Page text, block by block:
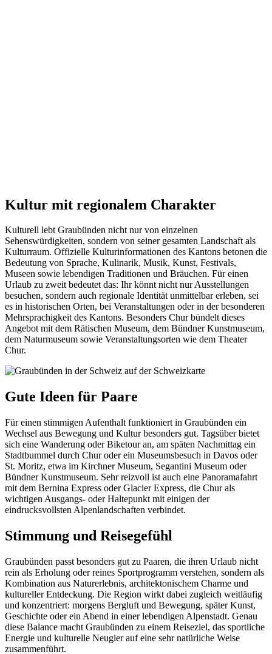
Kultur mit regionalem Charakter
Kulturell lebt Graubünden nicht nur von einzelnen
Sehenswürdigkeiten, sondern von seiner gesamten Landschaft als
Kulturraum. Offizielle Kulturinformationen des Kantons betonen die
Bedeutung von Sprache, Kulinarik, Musik, Kunst, Festivals,
Museen sowie lebendigen Traditionen und Bräuchen. Für einen
Urlaub zu zweit bedeutet das: Ihr könnt nicht nur Ausstellungen
besuchen, sondern auch regionale Identität unmittelbar erleben, sei
es in historischen Orten, bei Veranstaltungen oder in der besonderen
Mehrsprachigkeit des Kantons. Besonders Chur bündelt dieses
Angebot mit dem Rätischen Museum, dem Bündner Kunstmuseum,
dem Naturmuseum sowie Veranstaltungsorten wie dem Theater
Chur.
Gute Ideen für Paare
Für einen stimmigen Aufenthalt funktioniert in Graubünden ein
Wechsel aus Bewegung und Kultur besonders gut. Tagsüber bietet
sich eine Wanderung oder Biketour an, am späten Nachmittag ein
Stadtbummel durch Chur oder ein Museumsbesuch in Davos oder
St. Moritz, etwa im Kirchner Museum, Segantini Museum oder
Bündner Kunstmuseum. Sehr reizvoll ist auch eine Panoramafahrt
mit dem Bernina Express oder Glacier Express, die Chur als
wichtigen Ausgangs- oder Haltepunkt mit einigen der
eindrucksvollsten Alpenlandschaften verbindet.
Stimmung und Reisegefühl
Graubünden passt besonders gut zu Paaren, die ihren Urlaub nicht
rein als Erholung oder reines Sportprogramm verstehen, sondern als
Kombination aus Naturerlebnis, architektonischem Charme und
kultureller Entdeckung. Die Region wirkt dabei zugleich weitläufig
und konzentriert: morgens Bergluft und Bewegung, später Kunst,
Geschichte oder ein Abend in einer lebendigen Alpenstadt. Genau
diese Balance macht Graubünden zu einem Reiseziel, das sportliche
Energie und kulturelle Neugier auf eine sehr natürliche Weise
zusammenführt.